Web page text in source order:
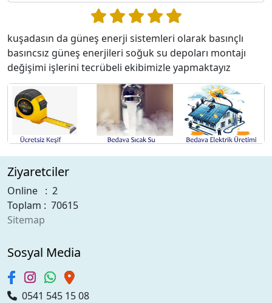
kuşadasın da güneş enerji sistemleri olarak basınçlı
basıncsız güneş enerjileri soğuk su depoları montajı
değişimi işlerini tecrübeli ekibimizle yapmaktayız
Ziyaretciler
Online : 2
Toplam : 70615
Sitemap
Sosyal Media
0541 545 15 08